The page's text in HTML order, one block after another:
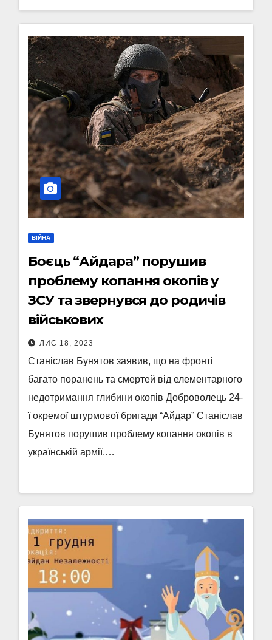
ВІЙНА
Боєць “Айдара” порушив
проблему копання окопів у
ЗСУ та звернувся до родичів
військових
ЛИС 18, 2023
Станіслав Бунятов заявив, що на фронті
багато поранень та смертей від елементарного
недотримання глибини окопів Доброволець 24-
ї окремої штурмової бригади “Айдар” Станіслав
Бунятов порушив проблему копання окопів в
українській армії.…